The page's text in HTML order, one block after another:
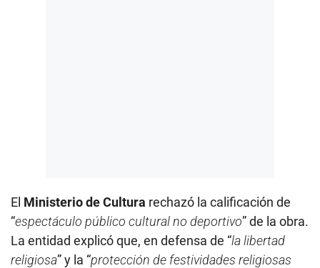
El Ministerio de Cultura rechazó la calificación de
“espectáculo público cultural no deportivo” de la obra.
La entidad explicó que, en defensa de “la libertad
religiosa” y la “protección de festividades religiosas